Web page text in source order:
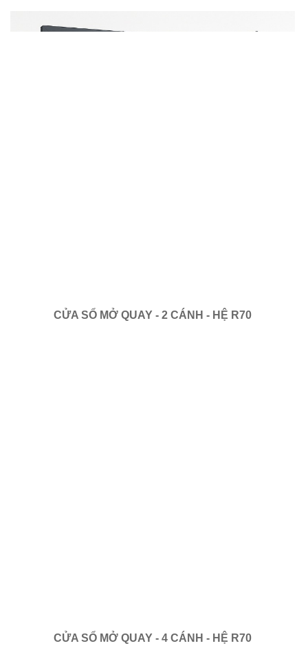
CỬA SỔ MỞ QUAY - 2 CÁNH - HỆ R70
CỬA SỔ MỞ QUAY - 4 CÁNH - HỆ R70